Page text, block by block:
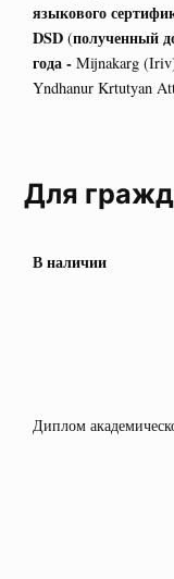
языкового
DSD(полученный
года - Mijnakarg
Yndhanur Krtutyan
Для
В наличии
Диплом